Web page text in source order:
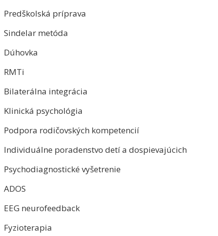
Predškolská príprava
Sindelar metóda
Dúhovka
RMTi
Bilaterálna integrácia
Klinická psychológia
Podpora rodičovských kompetencií
Individuálne poradenstvo detí a dospievajúcich
Psychodiagnostické vyšetrenie
ADOS
EEG neurofeedback
Fyzioterapia